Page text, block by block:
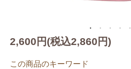
2,600円(税込2,860円)
この商品のキーワード